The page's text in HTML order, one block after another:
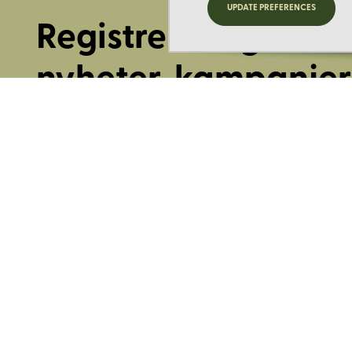
UPDATE PREFERENCES
Registrera dig för
nyheter,